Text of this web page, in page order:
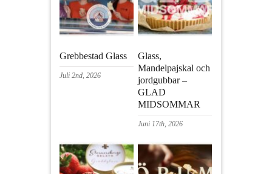
Grebbestad Glass
Juli 2nd, 2026
Glass,
Mandelpajskal och
jordgubbar –
GLAD
MIDSOMMAR
Juni 17th, 2026